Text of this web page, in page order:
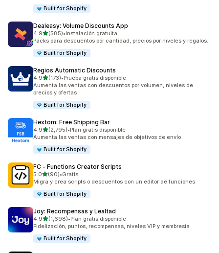
Built for Shopify
Dealeasy: Volume Discounts App
4.9de 5 estrellas
(585)
585 reseñas en total
•Instalación gratuita
Packs para descuentos por cantidad, precios por niveles y regalos.
Built for Shopify
Regios Automatic Discounts
4.9de 5 estrellas
(173)
173 reseñas en total
•Prueba gratis disponible
Aumenta las ventas con descuentos por volumen, niveles de
precios y ofertas
Built for Shopify
Hextom: Free Shipping Bar
4.9de 5 estrellas
(2,795)
2795 reseñas en total
•Plan gratis disponible
Aumenta las ventas con mensajes de objetivos de envío
Built for Shopify
FC ‑ Functions Creator Scripts
5.0de 5 estrellas
(90)
90 reseñas en total
•Gratis
Migra y crea scripts o descuentos con un editor de funciones
Built for Shopify
Joy: Recompensas y Lealtad
4.9de 5 estrellas
(1,698)
1698 reseñas en total
•Plan gratis disponible
Fidelización, puntos, recompensas, niveles VIP y membresía
Built for Shopify